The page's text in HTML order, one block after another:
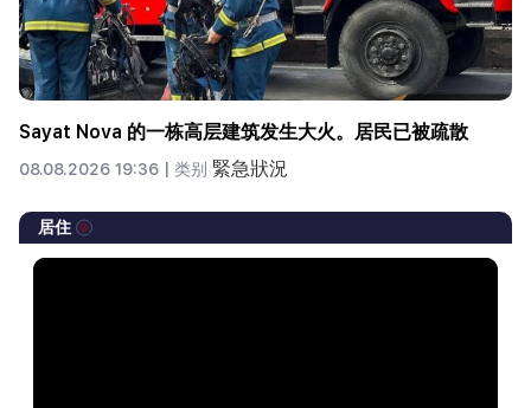
Sayat Nova 的一栋高层建筑发生大火。居民已被疏散
08.08.2026 19:36 | 类别 緊急狀況
居住